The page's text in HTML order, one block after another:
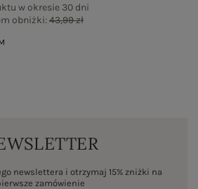
w okresie 30 dni
obniżki:43,99 zł
newslettera i otrzymaj 15% zniżki na
zamówienie